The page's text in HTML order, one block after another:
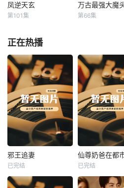
凤逆天玄
凤逆天玄
第101集
万古最强大魔
第66集
正在热播
热播
邪王追妻
未知
邪王追妻
已完结
热播
未知
仙尊奶爸在都
已完结